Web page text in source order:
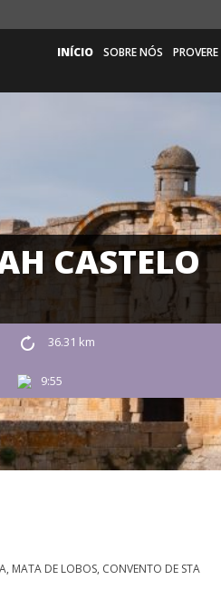
INÍCIO SOBRE NÓS
CASTELO
36.31 km
9:55
MATA DE LOBOS, CONVENTO DE STA